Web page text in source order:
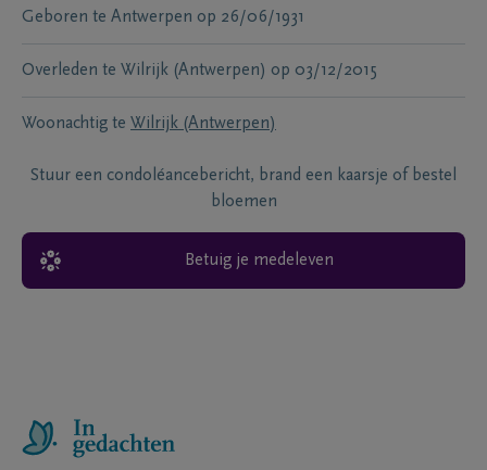
Geboren te Antwerpen op 26/06/1931
Overleden te Wilrijk (Antwerpen) op 03/12/2015
Woonachtig te Wilrijk (Antwerpen)
Stuur een condoléancebericht, brand een kaarsje of bestel
bloemen
Betuig je medeleven